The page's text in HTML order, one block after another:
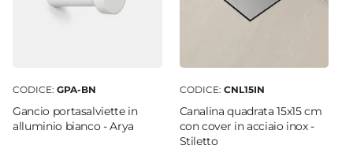
CODICE: GPA-BN
Gancio portasalviette in
alluminio bianco - Arya
CODICE: CNL15IN
Canalina quadrata 15x15 cm
con cover in acciaio inox -
Stiletto